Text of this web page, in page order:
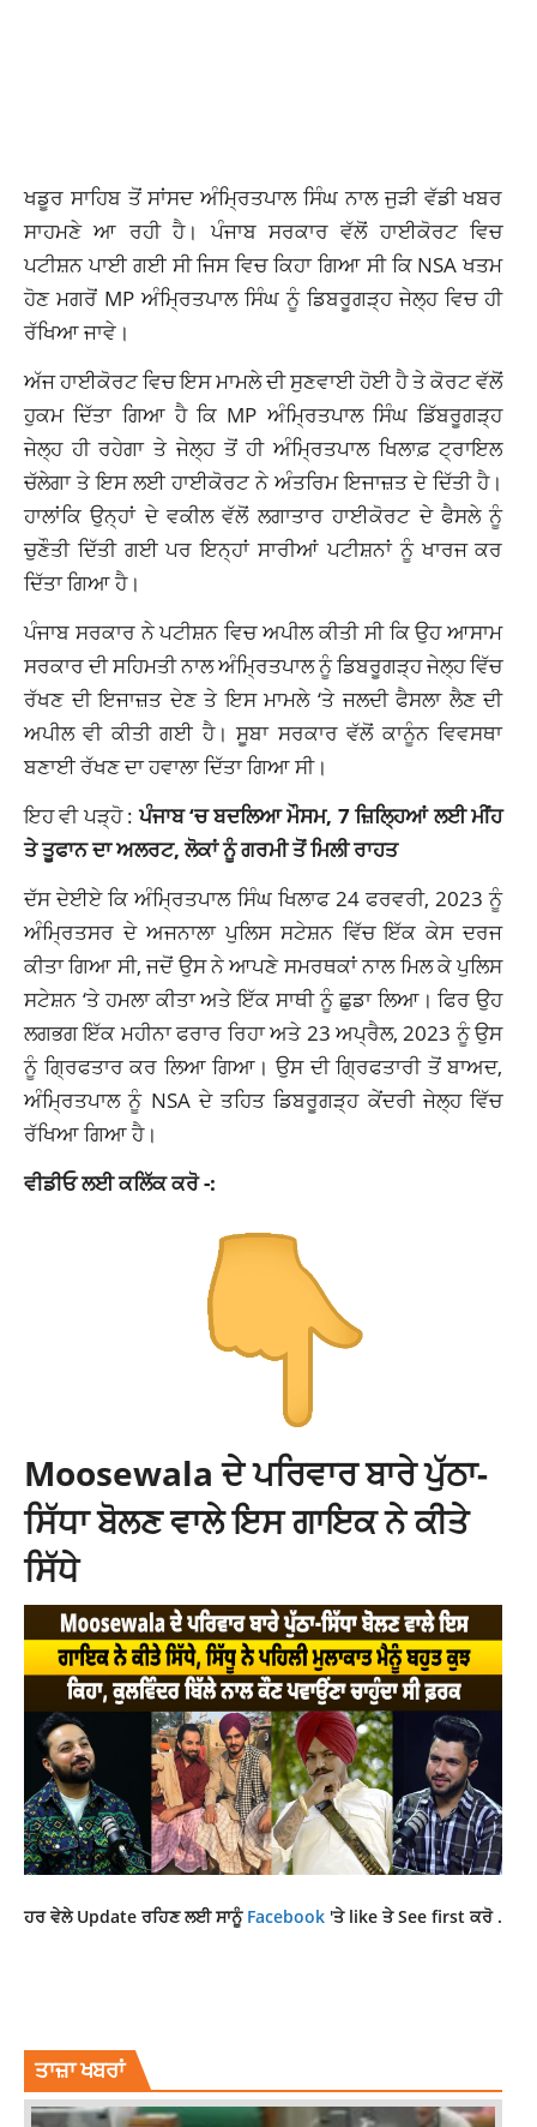
ਖਡੂਰ ਸਾਹਿਬ ਤੋਂ ਸਾਂਸਦ ਅੰਮ੍ਰਿਤਪਾਲ ਸਿੰਘ ਨਾਲ ਜੁੜੀ ਵੱਡੀ ਖਬਰ
ਸਾਹਮਣੇ ਆ ਰਹੀ ਹੈ। ਪੰਜਾਬ ਸਰਕਾਰ ਵੱਲੋਂ ਹਾਈਕੋਰਟ ਵਿਚ
ਪਟੀਸ਼ਨ ਪਾਈ ਗਈ ਸੀ ਜਿਸ ਵਿਚ ਕਿਹਾ ਗਿਆ ਸੀ ਕਿ NSA ਖਤਮ
ਹੋਣ ਮਗਰੋਂ MP ਅੰਮ੍ਰਿਤਪਾਲ ਸਿੰਘ ਨੂੰ ਡਿਬਰੂਗੜ੍ਹ ਜੇਲ੍ਹ ਵਿਚ ਹੀ
ਰੱਖਿਆ ਜਾਵੇ।
ਅੱਜ ਹਾਈਕੋਰਟ ਵਿਚ ਇਸ ਮਾਮਲੇ ਦੀ ਸੁਣਵਾਈ ਹੋਈ ਹੈ ਤੇ ਕੋਰਟ ਵੱਲੋਂ
ਹੁਕਮ ਦਿੱਤਾ ਗਿਆ ਹੈ ਕਿ MP ਅੰਮ੍ਰਿਤਪਾਲ ਸਿੰਘ ਡਿੱਬਰੂਗੜ੍ਹ
ਜੇਲ੍ਹ ਹੀ ਰਹੇਗਾ ਤੇ ਜੇਲ੍ਹ ਤੋਂ ਹੀ ਅੰਮ੍ਰਿਤਪਾਲ ਖਿਲਾਫ਼ ਟ੍ਰਾਇਲ
ਚੱਲੇਗਾ ਤੇ ਇਸ ਲਈ ਹਾਈਕੋਰਟ ਨੇ ਅੰਤਰਿਮ ਇਜਾਜ਼ਤ ਦੇ ਦਿੱਤੀ ਹੈ।
ਹਾਲਾਂਕਿ ਉਨ੍ਹਾਂ ਦੇ ਵਕੀਲ ਵੱਲੋਂ ਲਗਾਤਾਰ ਹਾਈਕੋਰਟ ਦੇ ਫੈਸਲੇ ਨੂੰ
ਚੁਣੌਤੀ ਦਿੱਤੀ ਗਈ ਪਰ ਇਨ੍ਹਾਂ ਸਾਰੀਆਂ ਪਟੀਸ਼ਨਾਂ ਨੂੰ ਖਾਰਜ ਕਰ
ਦਿੱਤਾ ਗਿਆ ਹੈ।
ਪੰਜਾਬ ਸਰਕਾਰ ਨੇ ਪਟੀਸ਼ਨ ਵਿਚ ਅਪੀਲ ਕੀਤੀ ਸੀ ਕਿ ਉਹ ਆਸਾਮ
ਸਰਕਾਰ ਦੀ ਸਹਿਮਤੀ ਨਾਲ ਅੰਮ੍ਰਿਤਪਾਲ ਨੂੰ ਡਿਬਰੂਗੜ੍ਹ ਜੇਲ੍ਹ ਵਿੱਚ
ਰੱਖਣ ਦੀ ਇਜਾਜ਼ਤ ਦੇਣ ਤੇ ਇਸ ਮਾਮਲੇ ‘ਤੇ ਜਲਦੀ ਫੈਸਲਾ ਲੈਣ ਦੀ
ਅਪੀਲ ਵੀ ਕੀਤੀ ਗਈ ਹੈ। ਸੂਬਾ ਸਰਕਾਰ ਵੱਲੋਂ ਕਾਨੂੰਨ ਵਿਵਸਥਾ
ਬਣਾਈ ਰੱਖਣ ਦਾ ਹਵਾਲਾ ਦਿੱਤਾ ਗਿਆ ਸੀ।
ਇਹ ਵੀ ਪੜ੍ਹੋ :ਪੰਜਾਬ ‘ਚ ਬਦਲਿਆ ਮੌਸਮ, 7 ਜ਼ਿਲ੍ਹਿਆਂ ਲਈ ਮੀਂਹ
ਤੇ ਤੂਫਾਨ ਦਾ ਅਲਰਟ, ਲੋਕਾਂ ਨੂੰ ਗਰਮੀ ਤੋਂ ਮਿਲੀ ਰਾਹਤ
ਦੱਸ ਦੇਈਏ ਕਿ ਅੰਮ੍ਰਿਤਪਾਲ ਸਿੰਘ ਖਿਲਾਫ 24 ਫਰਵਰੀ, 2023 ਨੂੰ
ਅੰਮ੍ਰਿਤਸਰ ਦੇ ਅਜਨਾਲਾ ਪੁਲਿਸ ਸਟੇਸ਼ਨ ਵਿੱਚ ਇੱਕ ਕੇਸ ਦਰਜ
ਕੀਤਾ ਗਿਆ ਸੀ, ਜਦੋਂ ਉਸ ਨੇ ਆਪਣੇ ਸਮਰਥਕਾਂ ਨਾਲ ਮਿਲ ਕੇ ਪੁਲਿਸ
ਸਟੇਸ਼ਨ ‘ਤੇ ਹਮਲਾ ਕੀਤਾ ਅਤੇ ਇੱਕ ਸਾਥੀ ਨੂੰ ਛੁਡਾ ਲਿਆ। ਫਿਰ ਉਹ
ਲਗਭਗ ਇੱਕ ਮਹੀਨਾ ਫਰਾਰ ਰਿਹਾ ਅਤੇ 23 ਅਪ੍ਰੈਲ, 2023 ਨੂੰ ਉਸ
ਨੂੰ ਗ੍ਰਿਫਤਾਰ ਕਰ ਲਿਆ ਗਿਆ। ਉਸ ਦੀ ਗ੍ਰਿਫਤਾਰੀ ਤੋਂ ਬਾਅਦ,
ਅੰਮ੍ਰਿਤਪਾਲ ਨੂੰ NSA ਦੇ ਤਹਿਤ ਡਿਬਰੂਗੜ੍ਹ ਕੇਂਦਰੀ ਜੇਲ੍ਹ ਵਿੱਚ
ਰੱਖਿਆ ਗਿਆ ਹੈ।
ਵੀਡੀਓ ਲਈ ਕਲਿੱਕ ਕਰੋ -:
Moosewala ਦੇ ਪਰਿਵਾਰ ਬਾਰੇ ਪੁੱਠਾ-
ਸਿੱਧਾ ਬੋਲਣ ਵਾਲੇ ਇਸ ਗਾਇਕ ਨੇ ਕੀਤੇ
ਸਿੱਧੇ
ਹਰ ਵੇਲੇ Update ਰਹਿਣ ਲਈ ਸਾਨੂੰ Facebook 'ਤੇ like ਤੇ See first ਕਰੋ .
ਤਾਜ਼ਾ ਖਬਰਾਂ